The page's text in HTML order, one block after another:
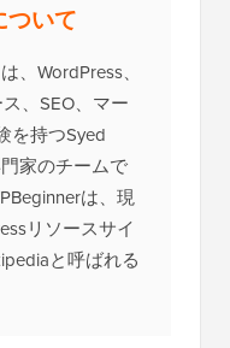
ついて
、WordPress、
、SEO、マー
を持つSyed
家のチームで
は、現
リソースサイ
と呼ばれる